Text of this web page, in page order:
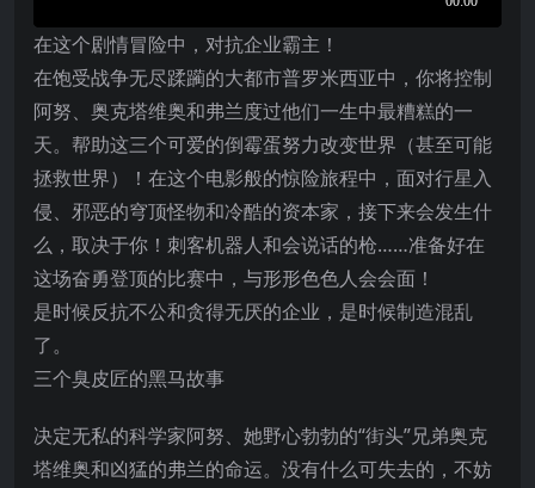
在这个剧情冒险中，对抗企业霸主！
在饱受战争无尽蹂躏的大都市普罗米西亚中，你将控制
阿努、奥克塔维奥和弗兰度过他们一生中最糟糕的一
天。帮助这三个可爱的倒霉蛋努力改变世界（甚至可能
拯救世界）！在这个电影般的惊险旅程中，面对行星入
侵、邪恶的穹顶怪物和冷酷的资本家，接下来会发生什
么，取决于你！刺客机器人和会说话的枪……准备好在
这场奋勇登顶的比赛中，与形形色色人会会面！
是时候反抗不公和贪得无厌的企业，是时候制造混乱
了。
三个臭皮匠的黑马故事
决定无私的科学家阿努、她野心勃勃的“街头”兄弟奥克
塔维奥和凶猛的弗兰的命运。没有什么可失去的，不妨